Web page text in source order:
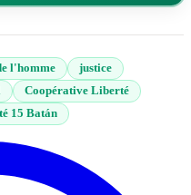
l'homme
justice
Coopérative Liberté
15 Batán